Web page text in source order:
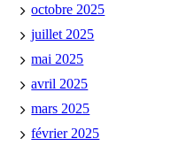
octobre 2025
juillet 2025
mai 2025
avril 2025
mars 2025
février 2025